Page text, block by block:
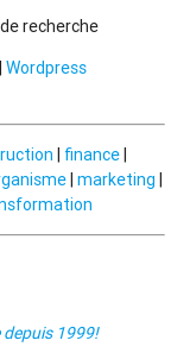
de recherche
| Wordpress
| finance|
| marketing |
depuis 1999!